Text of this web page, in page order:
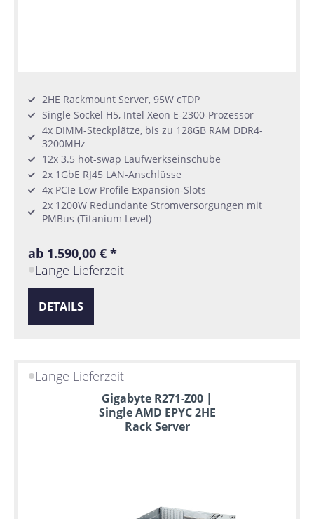
2HE Rackmount Server, 95W cTDP
Single Sockel H5, Intel Xeon E-2300-Prozessor
4x DIMM-Steckplätze, bis zu 128GB RAM DDR4-
3200MHz
12x 3.5 hot-swap Laufwerkseinschübe
2x 1GbE RJ45 LAN-Anschlüsse
4x PCIe Low Profile Expansion-Slots
2x 1200W Redundante Stromversorgungen mit
PMBus (Titanium Level)
ab 1.590,00 € *
Lange Lieferzeit
DETAILS
Lange Lieferzeit
Gigabyte R271-Z00 |
Single AMD EPYC 2HE
Rack Server